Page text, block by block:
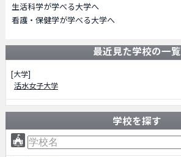
生活科学が学べる大学へ
看護・保健学が学べる大学へ
最近見た学校の一覧
[大学]
活水女子大学
学校を探す